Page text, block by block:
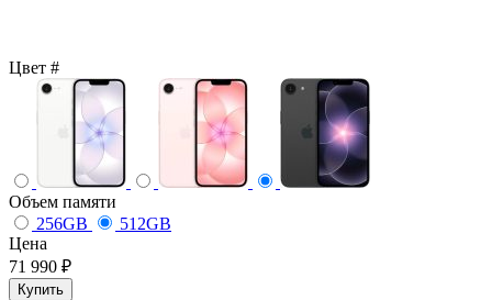
Цвет #
Объем памяти
256GB
512GB
Цена
71 990 ₽
Купить